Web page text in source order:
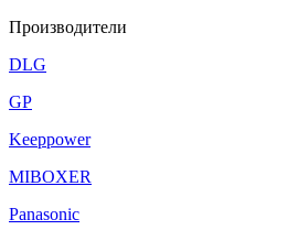
Производители
DLG
GP
Keeppower
MIBOXER
Panasonic